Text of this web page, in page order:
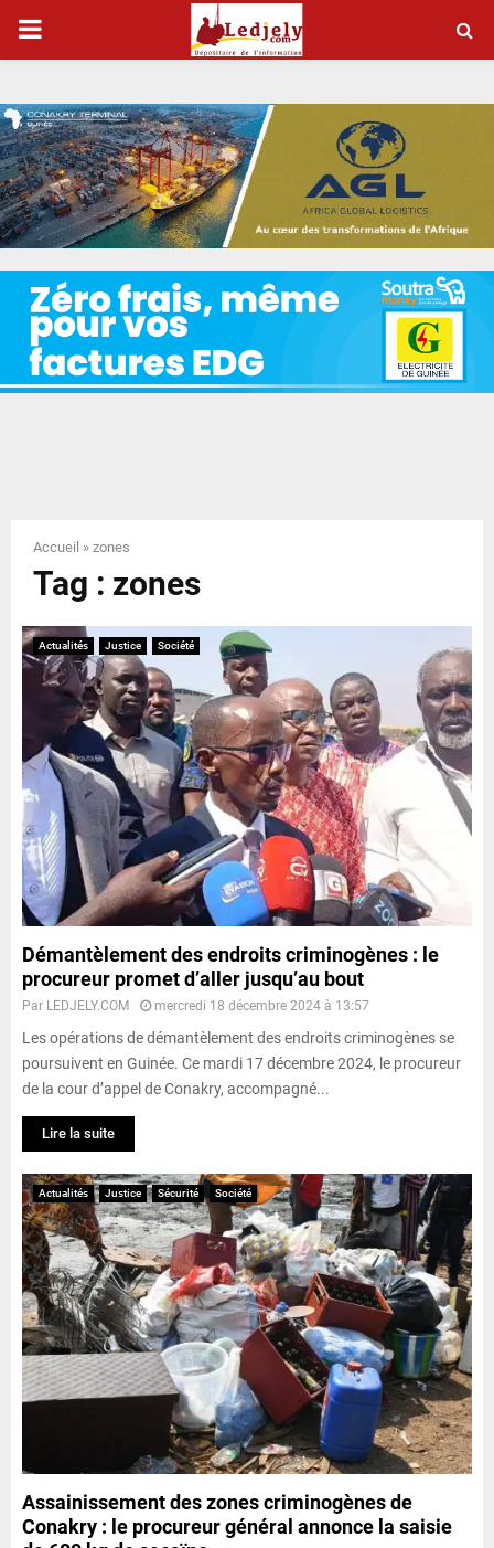
P
I
M
A
Y
N
U
Accueil » zones
Tag : zones
Actualités Justice Société
Démantèlement des endroits criminogènes : le
procureur promet d’aller jusqu’au bout
Par LEDJELY.COM mercredi 18 décembre 2024 à 13:57
Les opérations de démantèlement des endroits criminogènes se
poursuivent en Guinée. Ce mardi 17 décembre 2024, le procureur
de la cour d’appel de Conakry, accompagné...
Lire la suite
Actualités Justice Sécurité Société
Assainissement des zones criminogènes de
Conakry : le procureur général annonce la saisie